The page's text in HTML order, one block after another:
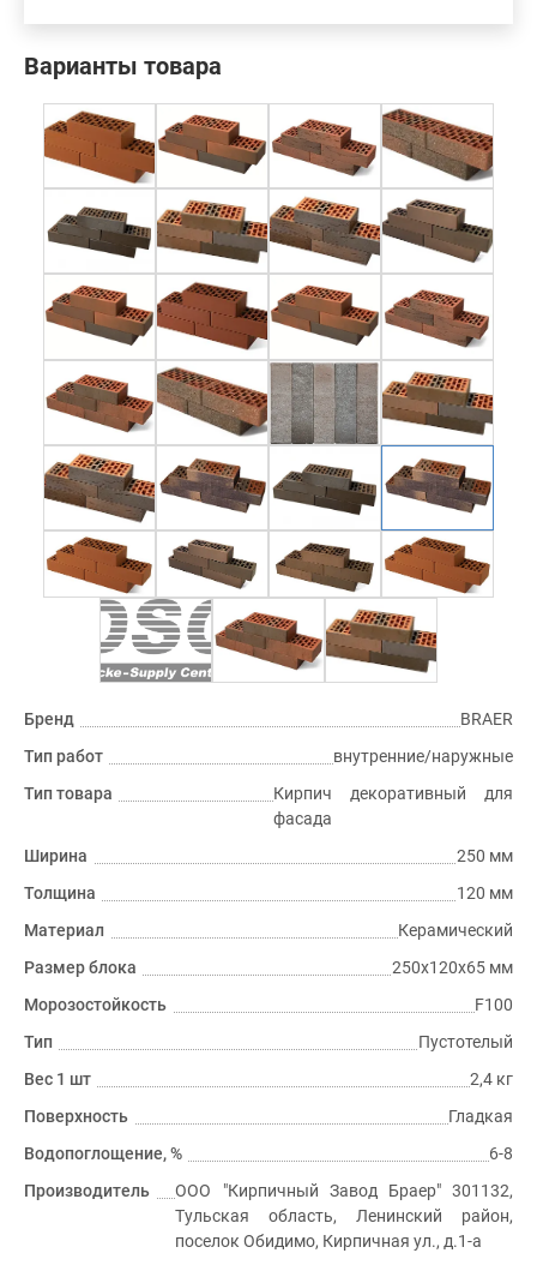
Варианты товара
Бренд
BRAER
Тип работ
внутренние/наружные
Тип товара
Кирпич декоративный для
фасада
Ширина
250 мм
Толщина
120 мм
Материал
Керамический
Размер блока
250х120х65 мм
Морозостойкость
F100
Тип
Пустотелый
Вес 1 шт
2,4 кг
Поверхность
Гладкая
Водопоглощение, %
6-8
Производитель
ООО "Кирпичный Завод Браер" 301132,
Тульская область, Ленинский район,
поселок Обидимо, Кирпичная ул., д.1-а